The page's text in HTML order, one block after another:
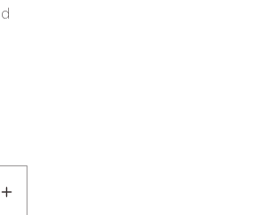
Aantal